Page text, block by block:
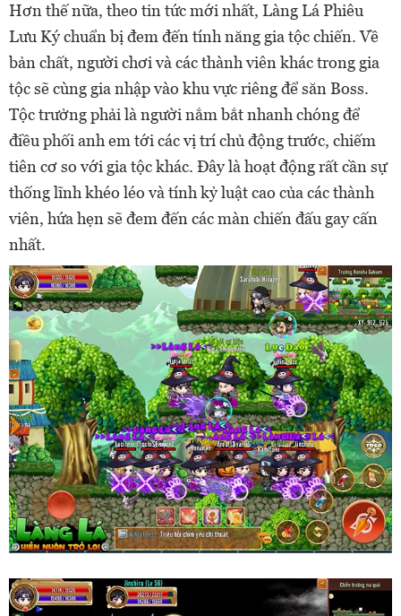
Hơn thế nữa, theo tin tức mới nhất, Làng Lá Phiêu
Lưu Ký chuẩn bị đem đến tính năng gia tộc chiến. Về
bản chất, người chơi và các thành viên khác trong gia
tộc sẽ cùng gia nhập vào khu vực riêng để săn Boss.
Tộc trưởng phải là người nắm bắt nhanh chóng để
điều phối anh em tới các vị trí chủ động trước, chiếm
tiên cơ so với gia tộc khác. Đây là hoạt động rất cần sự
thống lĩnh khéo léo và tính kỷ luật cao của các thành
viên, hứa hẹn sẽ đem đến các màn chiến đấu gay cấn
nhất.